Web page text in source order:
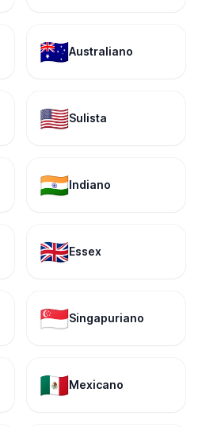
🇦🇺Australiano
🇺🇸Sulista
🇮🇳Indiano
🇬🇧Essex
🇸🇬Singapuriano
🇲🇽Mexicano